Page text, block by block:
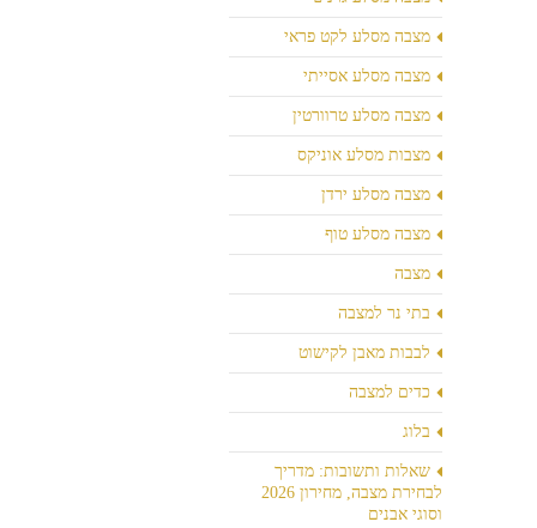
מצבה מסלע לקט פראי
מצבה מסלע אסייתי
מצבה מסלע טרוורטין
מצבות מסלע אוניקס
מצבה מסלע ירדן
מצבה מסלע טוף
מצבה
בתי נר למצבה
לבבות מאבן לקישוט
כדים למצבה
בלוג
שאלות ותשובות: מדריך
לבחירת מצבה, מחירון 2026
וסוגי אבנים